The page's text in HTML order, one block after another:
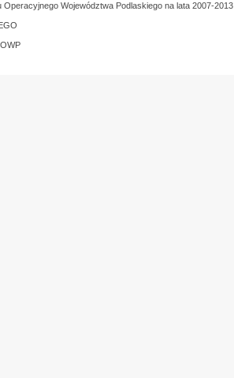
Województwa Podlaskiego na lata 2007-2013